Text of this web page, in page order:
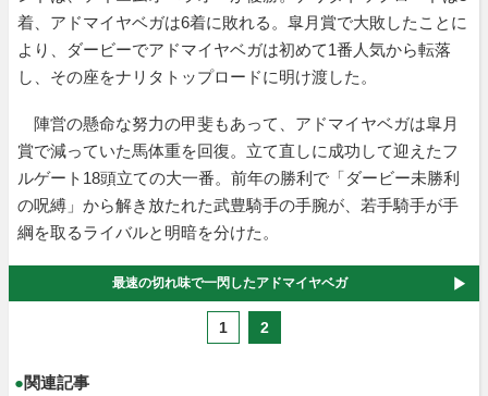
着、アドマイヤベガは6着に敗れる。皐月賞で大敗したことに
より、ダービーでアドマイヤベガは初めて1番人気から転落
し、その座をナリタトップロードに明け渡した。
陣営の懸命な努力の甲斐もあって、アドマイヤベガは皐月
賞で減っていた馬体重を回復。立て直しに成功して迎えたフ
ルゲート18頭立ての大一番。前年の勝利で「ダービー未勝利
の呪縛」から解き放たれた武豊騎手の手腕が、若手騎手が手
綱を取るライバルと明暗を分けた。
最速の切れ味で一閃したアドマイヤベガ
1 2
●関連記事